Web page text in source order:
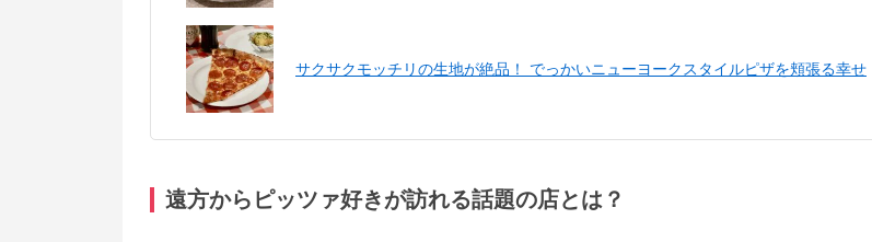
サクサクモッチリの生地が絶品！ でっかいニューヨークスタイルピザを頬張る幸せ
遠方からピッツァ好きが訪れる話題の店とは？